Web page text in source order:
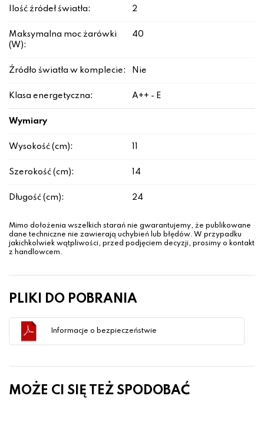
Ilość źródeł światła: 2
Maksymalna moc żarówki
(W):
40
Źródło światła w komplecie: Nie
Klasa energetyczna: A++ - E
Wymiary
Wysokość (cm):
Szerokość (cm): 14
Długość (cm): 24
Mimo dołożenia wszelkich starań nie gwarantujemy, że publikowane
dane techniczne nie zawierają uchybień lub błędów. W przypadku
jakichkolwiek wątpliwości, przed podjęciem decyzji, prosimy o kontakt
z handlowcem.
PLIKI DO POBRANIA
Informacje o bezpieczeństwie
MOŻE CI SIĘ TEŻ SPODOBAĆ